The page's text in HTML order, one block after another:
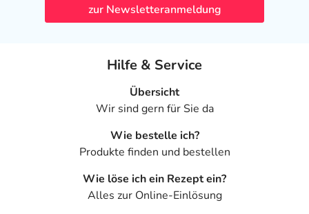
zur Newsletteranmeldung
Hilfe & Service
Übersicht
Wir sind gern für Sie da
Wie bestelle ich?
Produkte finden und bestellen
Wie löse ich ein Rezept ein?
Alles zur Online-Einlösung